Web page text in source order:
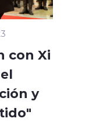
con Xi
y